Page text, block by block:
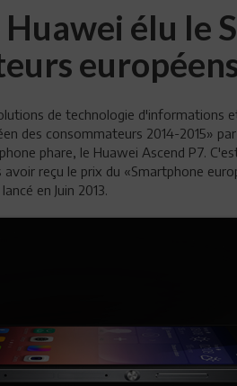
Huawei élu le
de technologie d'informations
des consommateurs 2014-2015»
phare, le Huawei Ascend P7.
reçu le prix du «Smartphone
en Juin 2013.